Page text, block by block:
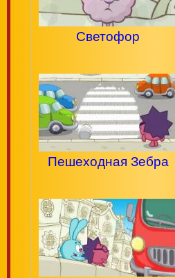
Светофор
Пешеходная Зебра